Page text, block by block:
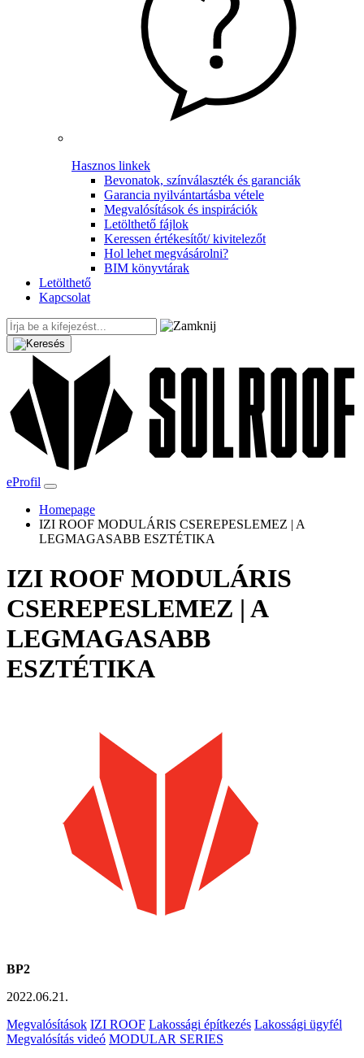
Hasznos linkek
Bevonatok, színválaszték és garanciák
Garancia nyilvántartásba vétele
Megvalósítások és inspirációk
Letölthető fájlok
Keressen értékesítőt/ kivitelezőt
Hol lehet megvásárolni?
BIM könyvtárak
Letölthető
Kapcsolat
eProfil
Homepage
IZI ROOF MODULÁRIS CSEREPESLEMEZ | A
LEGMAGASABB ESZTÉTIKA
IZI ROOF MODULÁRIS
CSEREPESLEMEZ | A
LEGMAGASABB
ESZTÉTIKA
BP2
2022.06.21.
Megvalósítások IZI ROOF Lakossági építkezés Lakossági ügyfél
Megvalósítás videó MODULAR SERIES